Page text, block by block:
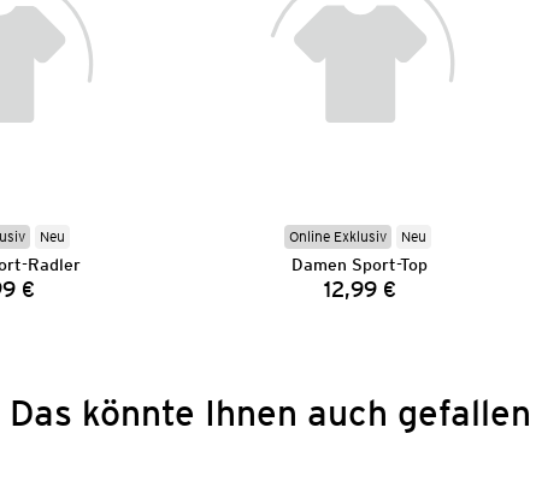
Neu
Radler
€
Online Exklusiv Neu
Damen Sport-Top
Preis:
12,99 €
Das könnte Ihnen auch gefallen